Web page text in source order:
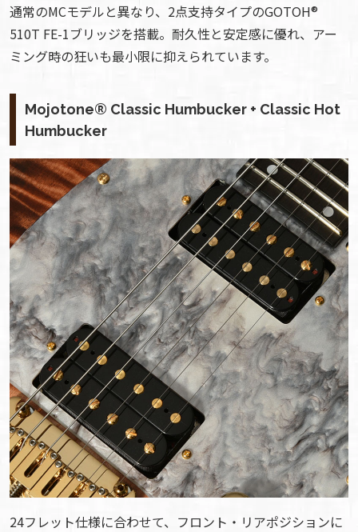
通常のMCモデルと異なり、2点支持タイプのGOTOH®
510T FE-1ブリッジを搭載。耐久性と安定感に優れ、アー
ミング時の狂いも最小限に抑えられています。
Mojotone® Classic Humbucker + Classic Hot
Humbucker
24フレット仕様に合わせて、フロント・リアポジションに